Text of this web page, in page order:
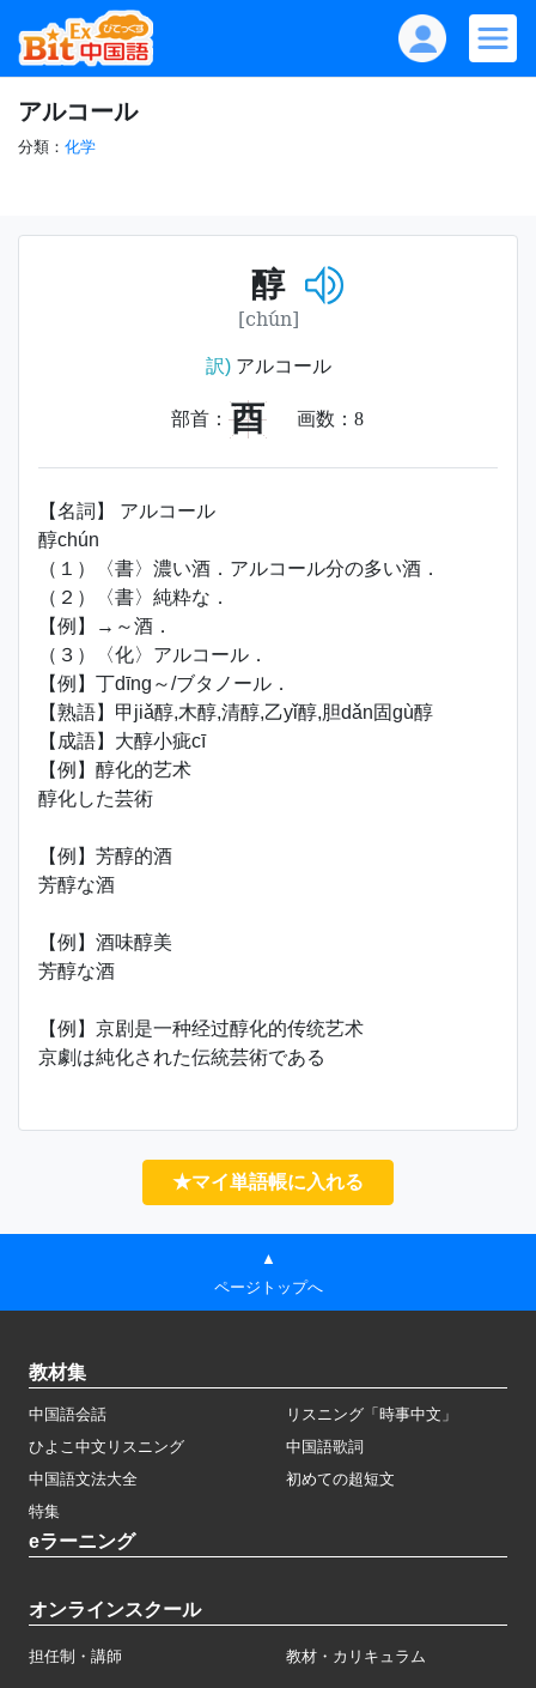
アルコール
分類： 化学
醇
[chún]
訳)アルコール
部首： 酉 画数： 8
【名詞】 アルコール
醇chún
（１）〈書〉濃い酒．アルコール分の多い酒．
（２）〈書〉純粋な．
【例】→～酒．
（３）〈化〉アルコール．
【例】丁dīng～/ブタノール．
【熟語】甲jiǎ醇,木醇,清醇,乙yǐ醇,胆dǎn固gù醇
【成語】大醇小疵cī
【例】醇化的艺术
醇化した芸術
【例】芳醇的酒
芳醇な酒
【例】酒味醇美
芳醇な酒
【例】京剧是一种经过醇化的传统艺术
京劇は純化された伝統芸術である
★マイ単語帳に入れる
▲
ページトップへ
教材集
中国語会話
リスニング「時事中文」
ひよこ中文リスニング
中国語歌詞
中国語文法大全
初めての超短文
特集
eラーニング
オンラインスクール
担任制・講師 教材・カリキュラム